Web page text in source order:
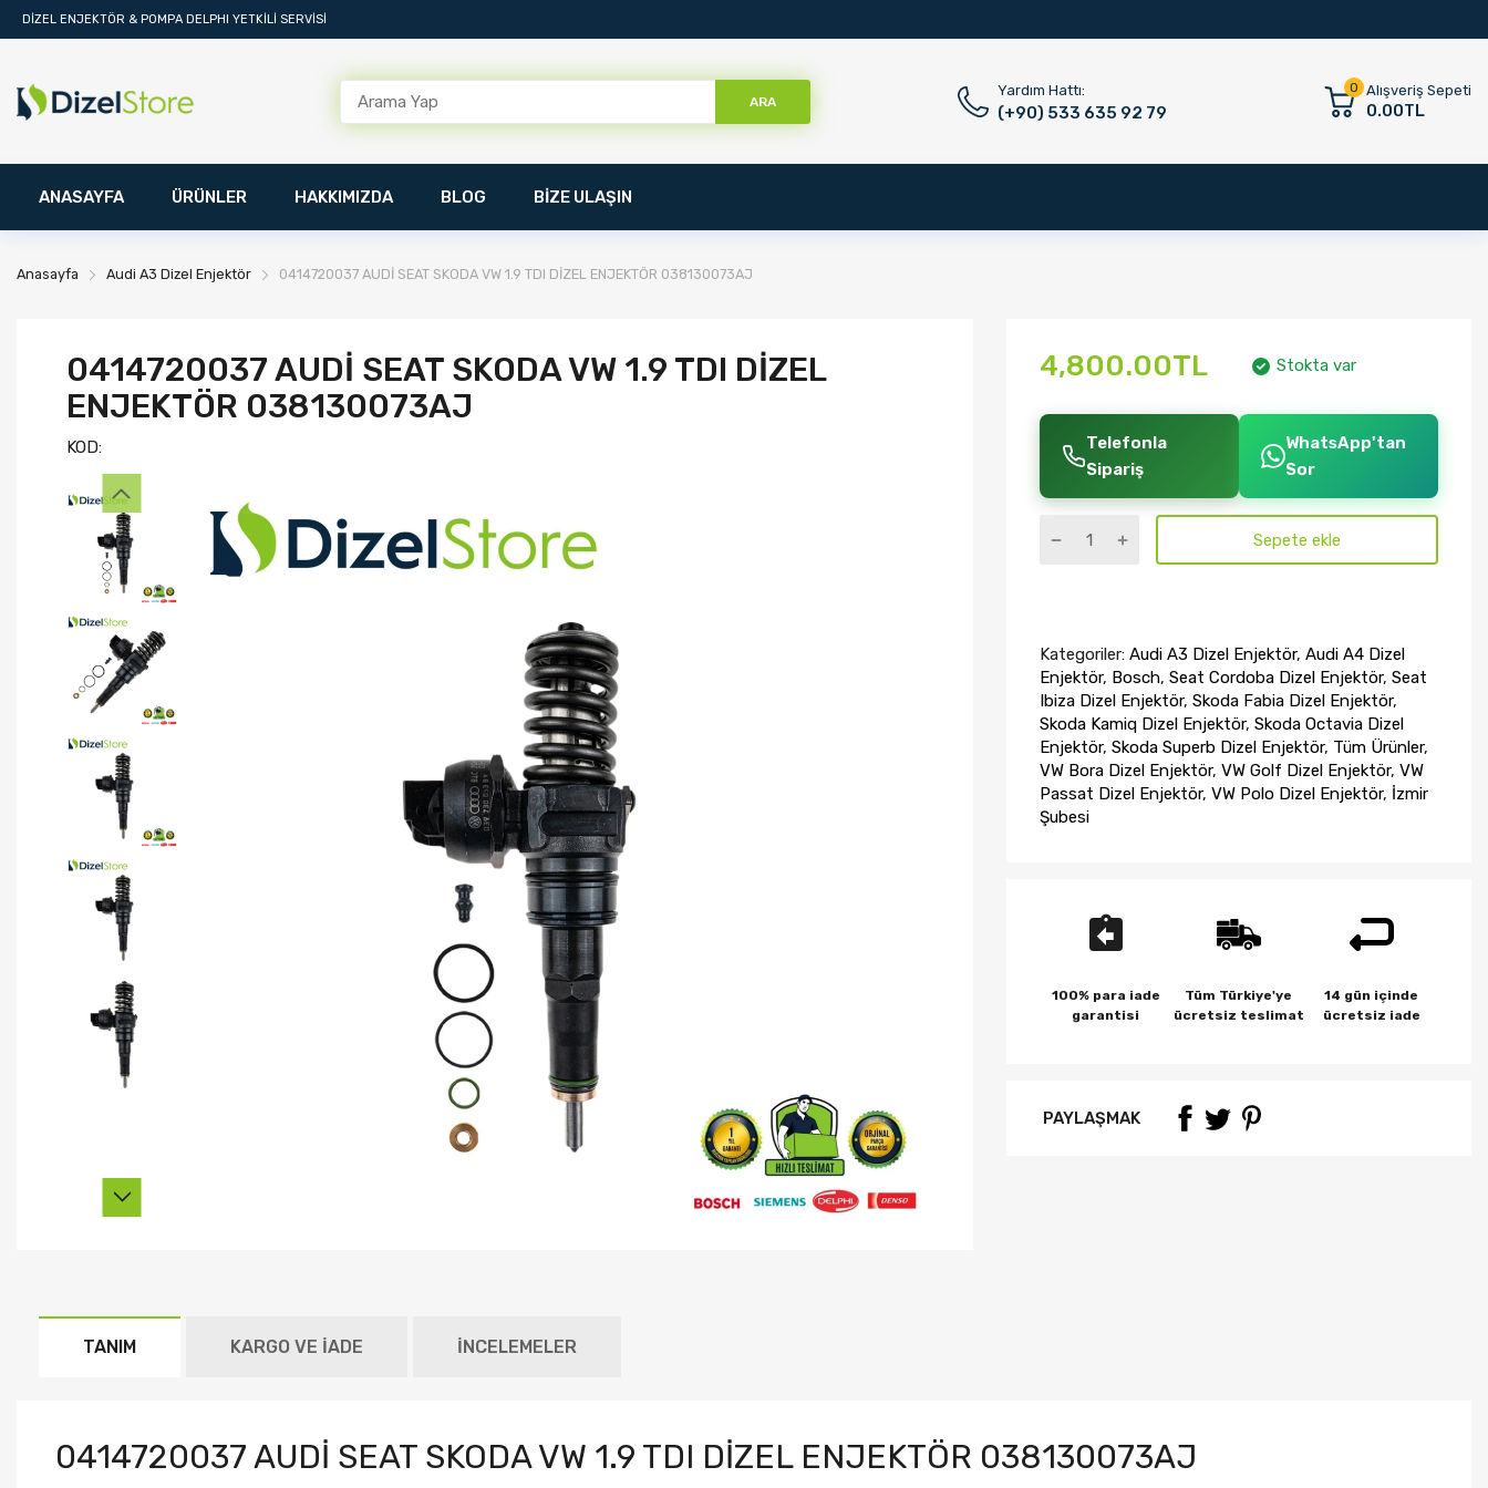
DİZEL ENJEKTÖR & POMPA DELPHI YETKİLİ SERVİSİ
ARA
Yardım Hattı:
(+90) 533 635 92 79
0 Alışveriş Sepeti
0.00TL
ANASAYFA ÜRÜNLER HAKKIMIZDA BLOG BİZE ULAŞIN
Anasayfa Audi A3 Dizel Enjektör 0414720037 AUDİ SEAT SKODA VW 1.9 TDI DİZEL ENJEKTÖR 038130073AJ
0414720037 AUDİ SEAT SKODA VW 1.9 TDI DİZEL
ENJEKTÖR 038130073AJ
KOD:
4,800.00TL Stokta var
Telefonla
Sipariş
WhatsApp'tan
Sor
Sepete ekle
Kategoriler:Audi A3 Dizel Enjektör, Audi A4 Dizel
Enjektör, Bosch, Seat Cordoba Dizel Enjektör, Seat
Ibiza Dizel Enjektör, Skoda Fabia Dizel Enjektör,
Skoda Kamiq Dizel Enjektör, Skoda Octavia Dizel
Enjektör, Skoda Superb Dizel Enjektör, Tüm Ürünler,
VW Bora Dizel Enjektör, VW Golf Dizel Enjektör, VW
Passat Dizel Enjektör, VW Polo Dizel Enjektör, İzmir
Şubesi
100% para iade
garantisi
Tüm Türkiye'ye
ücretsiz teslimat
14 gün içinde
ücretsiz iade
PAYLAŞMAK
TANIM KARGO VE İADE İNCELEMELER
0414720037 AUDİ SEAT SKODA VW 1.9 TDI DİZEL ENJEKTÖR 038130073AJ